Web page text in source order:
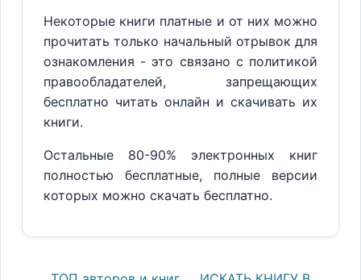
Некоторые книги платные и от них можно
прочитать только начальный отрывок для
ознакомления - это связано с политикой
правообладателей, запрещающих
бесплатно читать онлайн и скачивать их
книги.
Остальные 80-90% электронных книг
полностью бесплатные, полные версии
которых можно скачать бесплатно.